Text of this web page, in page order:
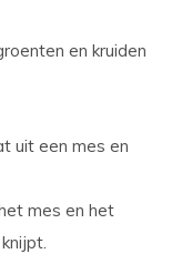
en kruiden
uit een mes en
mes en het